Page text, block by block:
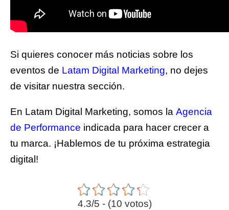
Si quieres conocer más noticias sobre los
eventos de Latam Digital Marketing, no dejes
de visitar nuestra sección.
En Latam Digital Marketing, somos la Agencia
de Performance indicada para hacer crecer a
tu marca. ¡Hablemos de tu próxima estrategia
digital!
4.3/5 - (10 votos)